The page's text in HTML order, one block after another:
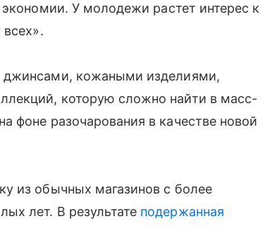
У молодежи растет интерес к
джинсами, кожаными изделиями,
которую сложно найти в масс-
фоне разочарования в качестве новой
из обычных магазинов с более
лет. В результате подержанная